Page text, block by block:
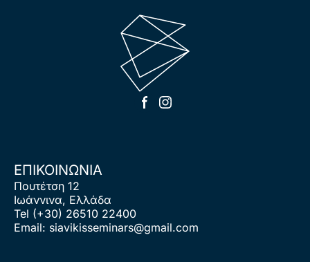
ΕΠΙΚΟΙΝΩΝΙΑ
Πουτέτση 12
Ιωάννινα, Ελλάδα
Tel (+30) 26510 22400
Email: siavikisseminars@gmail.com